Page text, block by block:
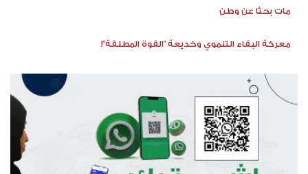
مات بحثًا عن وطن
معركة البقاء التنموي وخديعة "القوة المطلقة"!